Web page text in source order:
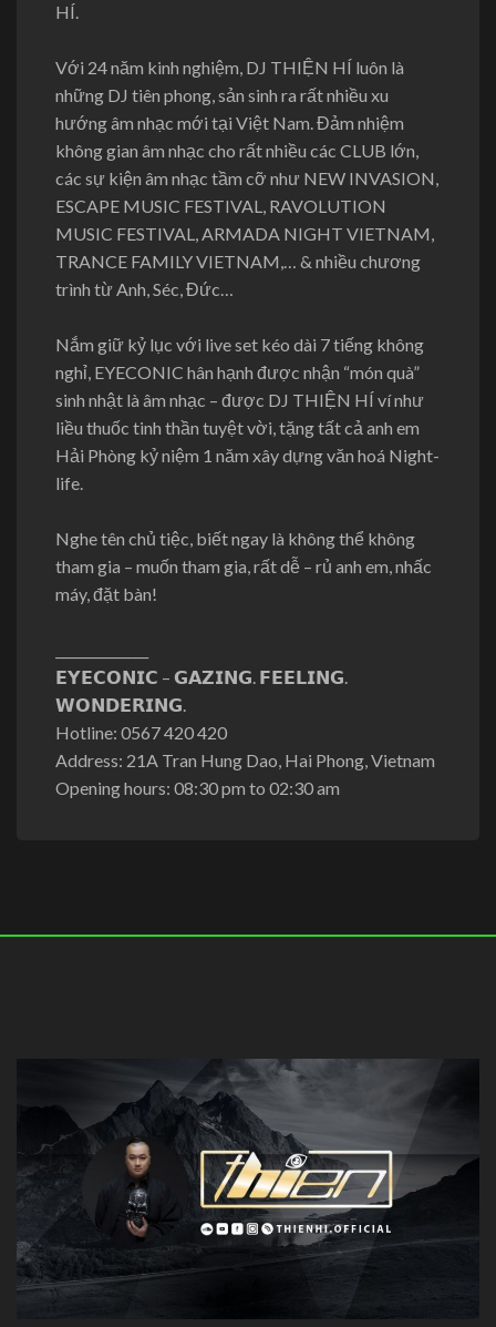
HÍ.
Với 24 năm kinh nghiệm, DJ THIỆN HÍ luôn là
những DJ tiên phong, sản sinh ra rất nhiều xu
hướng âm nhạc mới tại Việt Nam. Đảm nhiệm
không gian âm nhạc cho rất nhiều các CLUB lớn,
các sự kiện âm nhạc tầm cỡ như NEW INVASION,
ESCAPE MUSIC FESTIVAL, RAVOLUTION
MUSIC FESTIVAL, ARMADA NIGHT VIETNAM,
TRANCE FAMILY VIETNAM,… & nhiều chương
trình từ Anh, Séc, Đức…
Nắm giữ kỷ lục với live set kéo dài 7 tiếng không
nghỉ, EYECONIC hân hạnh được nhận “món quà”
sinh nhật là âm nhạc – được DJ THIỆN HÍ ví như
liều thuốc tinh thần tuyệt vời, tặng tất cả anh em
Hải Phòng kỷ niệm 1 năm xây dựng văn hoá Night-
life.
Nghe tên chủ tiệc, biết ngay là không thể không
tham gia – muốn tham gia, rất dễ – rủ anh em, nhấc
máy, đặt bàn!
𝗘𝗬𝗘𝗖𝗢𝗡𝗜𝗖 – 𝗚𝗔𝗭𝗜𝗡𝗚. 𝗙𝗘𝗘𝗟𝗜𝗡𝗚.
𝗪𝗢𝗡𝗗𝗘𝗥𝗜𝗡𝗚.
Hotline: 0567 420 420
Address: 21A Tran Hung Dao, Hai Phong, Vietnam
Opening hours: 08:30 pm to 02:30 am